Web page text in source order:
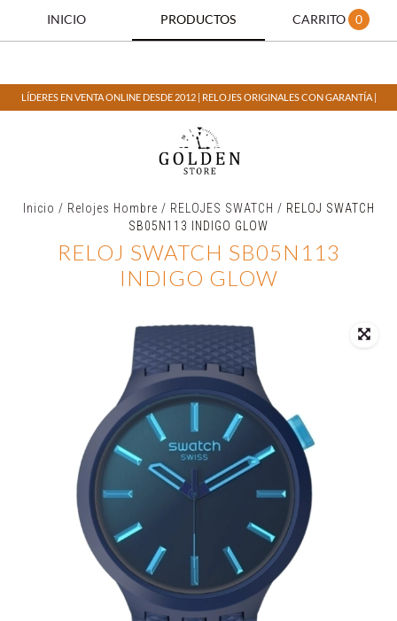
INICIO PRODUCTOS CARRITO 0
LÍDERES EN VENTA ONLINE DESDE 2012 | RELOJES ORIGINALES CON GARANTÍA |
Inicio / Relojes Hombre / RELOJES SWATCH / RELOJ SWATCH
SB05N113 INDIGO GLOW
RELOJ SWATCH SB05N113
INDIGO GLOW